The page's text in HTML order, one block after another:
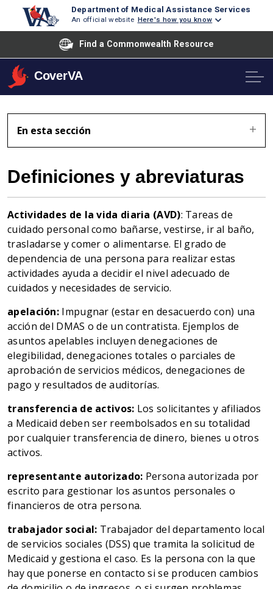
Department of Medical Assistance Services
An official website Here's how you know
Find a Commonwealth Resource
CoverVA
En esta sección
Definiciones y abreviaturas
Actividades de la vida diaria (AVD): Tareas de
cuidado personal como bañarse, vestirse, ir al baño,
trasladarse y comer o alimentarse. El grado de
dependencia de una persona para realizar estas
actividades ayuda a decidir el nivel adecuado de
cuidados y necesidades de servicio.
apelación: Impugnar (estar en desacuerdo con) una
acción del DMAS o de un contratista. Ejemplos de
asuntos apelables incluyen denegaciones de
elegibilidad, denegaciones totales o parciales de
aprobación de servicios médicos, denegaciones de
pago y resultados de auditorías.
transferencia de activos: Los solicitantes y afiliados
a Medicaid deben ser reembolsados en su totalidad
por cualquier transferencia de dinero, bienes u otros
activos.
representante autorizado: Persona autorizada por
escrito para gestionar los asuntos personales o
financieros de otra persona.
trabajador social: Trabajador del departamento local
de servicios sociales (DSS) que tramita la solicitud de
Medicaid y gestiona el caso. Es la persona con la que
hay que ponerse en contacto si se producen cambios